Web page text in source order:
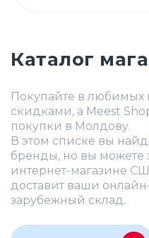
Каталог
Покупайте в любимых
скидками, а Meest
покупки в Молдову.
В этом списке вы
бренды, но вы можете
интернет-магазине
доставит ваши
зарубежный склад.